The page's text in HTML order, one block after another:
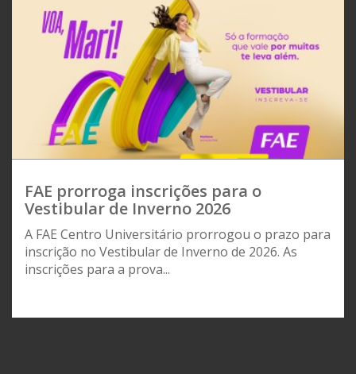
FAE prorroga inscrições para o
Vestibular de Inverno 2026
A FAE Centro Universitário prorrogou o prazo para
inscrição no Vestibular de Inverno de 2026. As
inscrições para a prova...